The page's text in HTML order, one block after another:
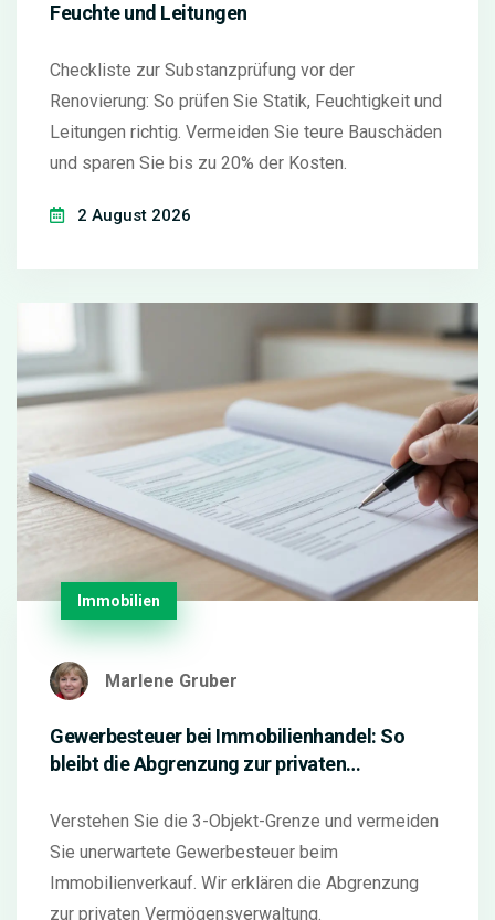
Feuchte und Leitungen
Checkliste zur Substanzprüfung vor der
Renovierung: So prüfen Sie Statik, Feuchtigkeit und
Leitungen richtig. Vermeiden Sie teure Bauschäden
und sparen Sie bis zu 20% der Kosten.
2 August 2026
Immobilien
Marlene Gruber
Gewerbesteuer bei Immobilienhandel: So
bleibt die Abgrenzung zur privaten
Verstehen Sie die 3-Objekt-Grenze und vermeiden
Sie unerwartete Gewerbesteuer beim
Immobilienverkauf. Wir erklären die Abgrenzung
zur privaten Vermögensverwaltung.